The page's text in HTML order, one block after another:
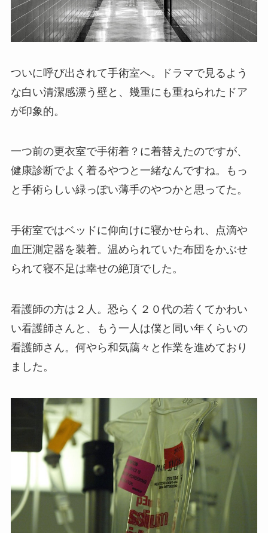
ついに呼び出されて手術室へ。ドラマで見るよう
な白い清潔感漂う壁と、幾重にも重ねられたドア
が印象的。
一つ前の更衣室で手術着？に着替えたのですが、
健康診断でよく着るやつと一緒なんですね。もっ
と手術らしい緑っぽい薄手のやつかと思ってた。
手術室ではベッドに仰向けに寝かせられ、点滴や
血圧測定器を装着。温められていた布団をかぶせ
られて寝不足は幸せの絶頂でした。
看護師の方は２人。恐らく２０代の若くてかわい
い看護師さんと、もう一人は僕と同い年くらいの
看護師さん。何やら和気藹々と作業を進めており
ました。